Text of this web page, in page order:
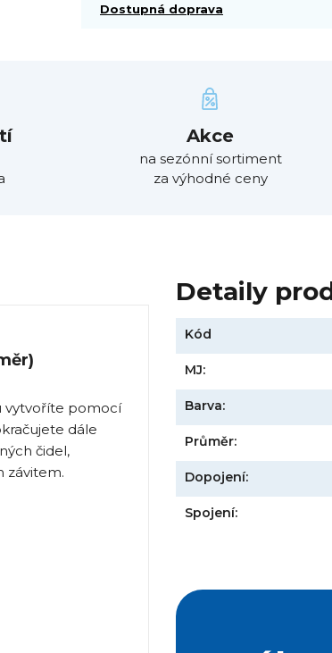
Dostupná doprava
Akce
na sezónní sortiment
za výhodné ceny
vytvoříte pomocí
dále
čidel,
závitem.
Detaily
Kód
MJ:
Barva:
Průměr:
Dopojení:
Spojení: